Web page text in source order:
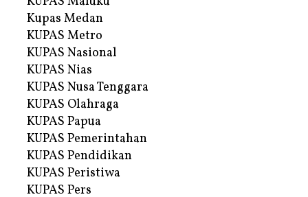
Kupas Medan
KUPAS Metro
KUPAS Nasional
KUPAS Nias
KUPAS Nusa Tenggara
KUPAS Olahraga
KUPAS Papua
KUPAS Pemerintahan
KUPAS Pendidikan
KUPAS Peristiwa
KUPAS Pers